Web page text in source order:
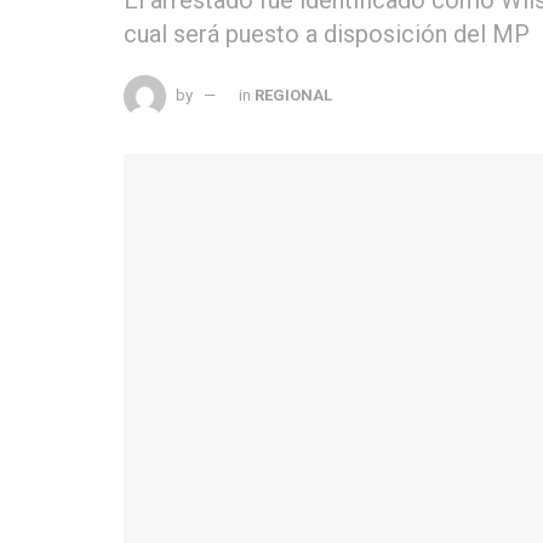
cual será puesto a disposición del MP
by in REGIONAL